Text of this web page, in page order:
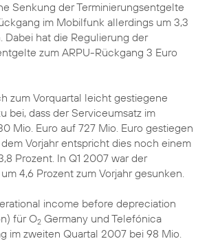
Senkung der Terminierungsentgelte
im Mobilfunk allerdings um 3,3
Dabei hat die Regulierung der
zum ARPU-Rückgang 3 Euro
zum Vorquartal leicht gestiegene
bei, dass der Serviceumsatz im
Mio. Euro auf 727 Mio. Euro gestiegen
Vorjahr entspricht dies noch einem
Prozent. In Q1 2007 war der
4,6 Prozent zum Vorjahr gesunken.
income before depreciation
für O2 Germany und Telefónica
im zweiten Quartal 2007 bei 98 Mio.